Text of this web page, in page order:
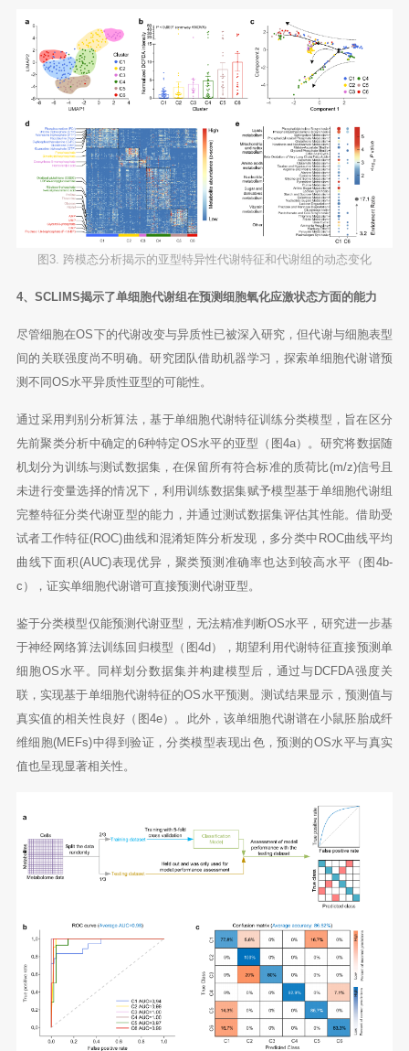
图3. 跨模态分析揭示的亚型特异性代谢特征和代谢组的动态变化
4、SCLIMS揭示了单细胞代谢组在预测细胞氧化应激状态方面的能力
尽管细胞在OS下的代谢改变与异质性已被深入研究，但代谢与细胞表型
间的关联强度尚不明确。研究团队借助机器学习，探索单细胞代谢谱预
测不同OS水平异质性亚型的可能性。
通过采用判别分析算法，基于单细胞代谢特征训练分类模型，旨在区分
先前聚类分析中确定的6种特定OS水平的亚型（图4a）。研究将数据随
机划分为训练与测试数据集，在保留所有符合标准的质荷比(m/z)信号且
未进行变量选择的情况下，利用训练数据集赋予模型基于单细胞代谢组
完整特征分类代谢亚型的能力，并通过测试数据集评估其性能。借助受
试者工作特征(ROC)曲线和混淆矩阵分析发现，多分类中ROC曲线平均
曲线下面积(AUC)表现优异，聚类预测准确率也达到较高水平（图4b-
c），证实单细胞代谢谱可直接预测代谢亚型。
鉴于分类模型仅能预测代谢亚型，无法精准判断OS水平，研究进一步基
于神经网络算法训练回归模型（图4d），期望利用代谢特征直接预测单
细胞OS水平。同样划分数据集并构建模型后，通过与DCFDA强度关
联，实现基于单细胞代谢特征的OS水平预测。测试结果显示，预测值与
真实值的相关性良好（图4e）。此外，该单细胞代谢谱在小鼠胚胎成纤
维细胞(MEFs)中得到验证，分类模型表现出色，预测的OS水平与真实
值也呈现显著相关性。